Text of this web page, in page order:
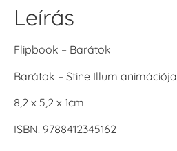
Leírás
Flipbook – Barátok
Barátok – Stine Illum animációja
8,2 x 5,2 x 1cm
ISBN: 9788412345162